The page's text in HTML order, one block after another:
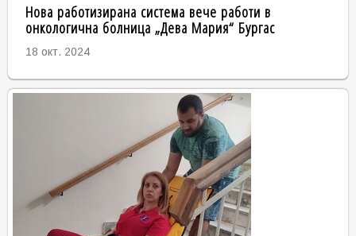
Нова работизирана система вече работи в
онкологична болница „Дева Мария“ Бургас
18 окт. 2024